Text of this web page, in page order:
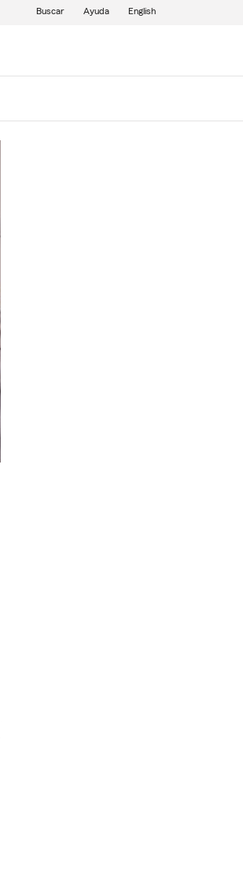
Buscar Ayuda English